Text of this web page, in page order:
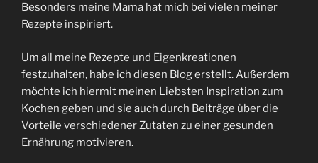
Besonders meine Mama hat mich bei vielen meiner
Rezepte inspiriert.
Um all meine Rezepte und Eigenkreationen
festzuhalten, habe ich diesen Blog erstellt. Außerdem
möchte ich hiermit meinen Liebsten Inspiration zum
Kochen geben und sie auch durch Beiträge über die
Vorteile verschiedener Zutaten zu einer gesunden
Ernährung motivieren.